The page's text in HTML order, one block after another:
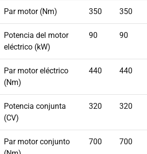
Par motor (Nm) 350 350
Potencia del motor
eléctrico (kW)
90 90
Par motor eléctrico
(Nm)
440 440
Potencia conjunta
(CV)
320 320
Par motor conjunto
700 700